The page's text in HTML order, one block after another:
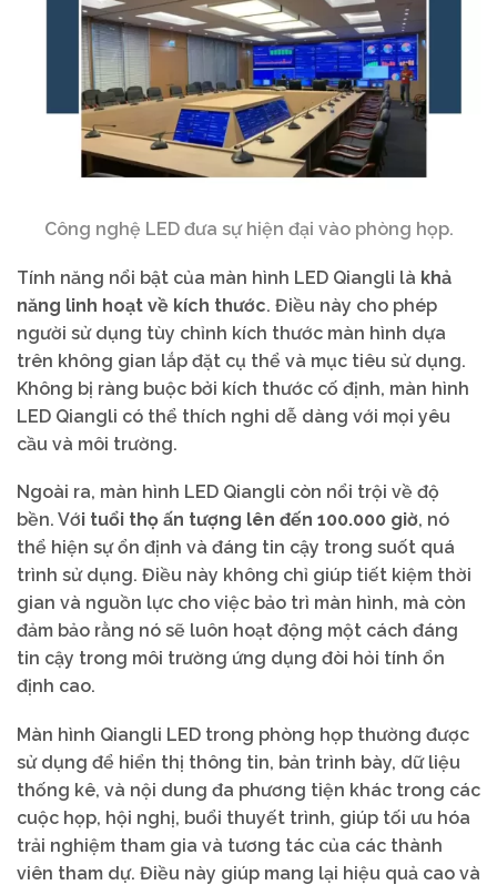
Công nghệ LED đưa sự hiện đại vào phòng họp.
Tính năng nổi bật của màn hình LED Qiangli là khả
năng linh hoạt về kích thước. Điều này cho phép
người sử dụng tùy chỉnh kích thước màn hình dựa
trên không gian lắp đặt cụ thể và mục tiêu sử dụng.
Không bị ràng buộc bởi kích thước cố định, màn hình
LED Qiangli có thể thích nghi dễ dàng với mọi yêu
cầu và môi trường.
Ngoài ra, màn hình LED Qiangli còn nổi trội về độ
bền. Với tuổi thọ ấn tượng lên đến 100.000 giờ, nó
thể hiện sự ổn định và đáng tin cậy trong suốt quá
trình sử dụng. Điều này không chỉ giúp tiết kiệm thời
gian và nguồn lực cho việc bảo trì màn hình, mà còn
đảm bảo rằng nó sẽ luôn hoạt động một cách đáng
tin cậy trong môi trường ứng dụng đòi hỏi tính ổn
định cao.
Màn hình Qiangli LED trong phòng họp thường được
sử dụng để hiển thị thông tin, bản trình bày, dữ liệu
thống kê, và nội dung đa phương tiện khác trong các
cuộc họp, hội nghị, buổi thuyết trình, giúp tối ưu hóa
trải nghiệm tham gia và tương tác của các thành
viên tham dự. Điều này giúp mang lại hiệu quả cao và